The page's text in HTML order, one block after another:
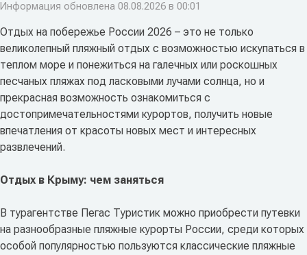
Информация обновлена 08.08.2026 в 00:01
Отдых на побережье России 2026 – это не только
великолепный пляжный отдых с возможностью искупаться в
теплом море и понежиться на галечных или роскошных
песчаных пляжах под ласковыми лучами солнца, но и
прекрасная возможность ознакомиться с
достопримечательностями курортов, получить новые
впечатления от красоты новых мест и интересных
развлечений.
Отдых в Крыму: чем заняться
В турагентстве Пегас Туристик можно приобрести путевки
на разнообразные пляжные курорты России, среди которых
особой популярностью пользуются классические пляжные